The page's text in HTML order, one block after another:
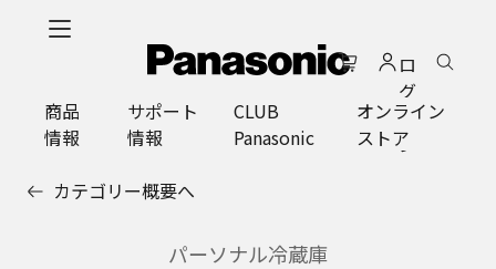
ロ
グ
イ
ン
商品
情報
サポート
情報
CLUB
Panasonic
オンライン
ストア
カテゴリー概要へ
パーソナル冷蔵庫